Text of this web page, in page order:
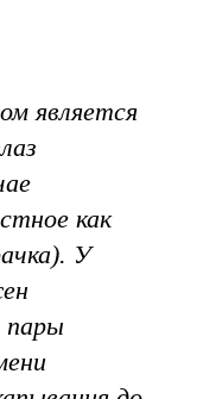
является
как
У
пары